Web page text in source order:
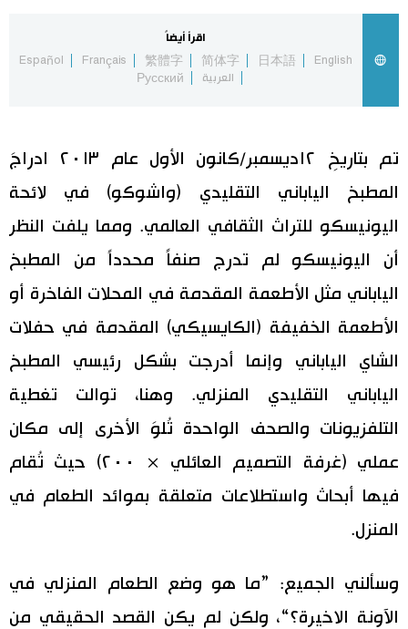
سياسة
اقتصاد
مجتمع
لايف ستايل
إعلان
هو وهي
المطبخ الياباني
تواصل معنا
اقرأ أيضاً
English
日本語
简体字
繁體字
Français
Español
العربية
Русский
تم بتاريخِ ١٢ديسمبر/كانون الأول عام ٢٠١٣ ادراجَ
المطبخ الياباني التقليدي (واشوكو) في لائحة
اليونيسكو للتراث الثقافي العالمي. ومما يلفت النظر
أن اليونيسكو لم تدرج صنفاً محدداً من المطبخ
الياباني مثل الأطعمة المقدمة في المحلات الفاخرة أو
الأطعمة الخفيفة (الكايسيكي) المقدمة في حفلات
الشاي الياباني وإنما أدرجت بشكل رئيسي المطبخ
الياباني التقليدي المنزلي. وهنا، توالت تغطية
التلفزيونات والصحف الواحدة تُلوَ الأخرى إلى مكان
عملي (غرفة التصميم العائلي × ٢٠٠) حيث تُقام
فيها أبحاث واستطلاعات متعلقة بموائد الطعام في
المنزل.
وسألني الجميع: ”ما هو وضع الطعام المنزلي في
الآونة الاخيرة؟“، ولكن لم يكن القصد الحقيقي من